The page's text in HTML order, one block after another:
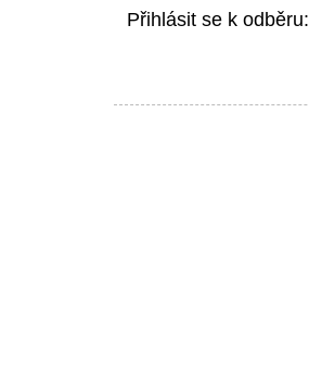
Přihlásit se k odběru: